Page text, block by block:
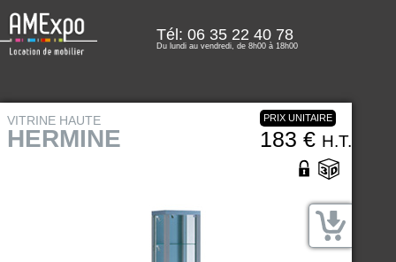
Tél: 06 35 22 40 78
Du lundi au vendredi, de 8h00 à 18h00
VITRINE HAUTE
HERMINE
PRIX UNITAIRE
183 € H.T.